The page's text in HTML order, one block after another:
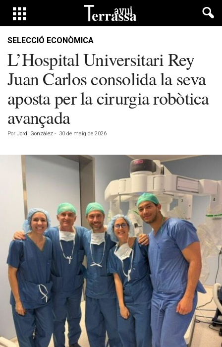
SELECCIÓ ECONÒMICA
L’Hospital Universitari Rey
Juan Carlos consolida la seva
aposta per la cirurgia robòtica
avançada
Por Jordi González - 30 de maig de 2026